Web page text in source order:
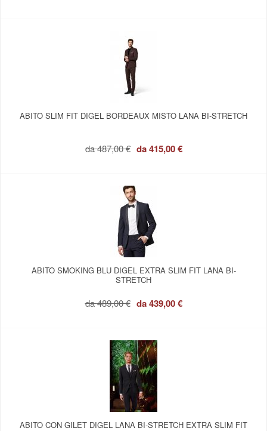
ABITO SLIM FIT DIGEL BORDEAUX MISTO LANA BI-STRETCH
da487,00 € da415,00 €
ABITO SMOKING BLU DIGEL EXTRA SLIM FIT LANA BI-
STRETCH
da489,00 € da439,00 €
ABITO CON GILET DIGEL LANA BI-STRETCH EXTRA SLIM FIT